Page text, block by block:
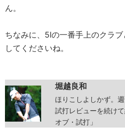
ん。
ちなみに、5Iの一番手上のクラ
してくださいね。
堀越良和
ほりこしよしかず。
試打レビューを続け
オブ・試打」